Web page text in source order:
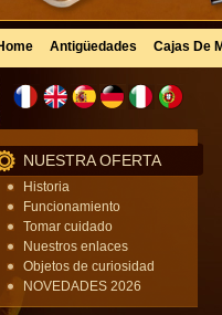
Antigüedades Cajas De
NUESTRA OFERTA
Historia
Funcionamiento
Tomar cuidado
Nuestros enlaces
Objetos de curiosidad
NOVEDADES 2026